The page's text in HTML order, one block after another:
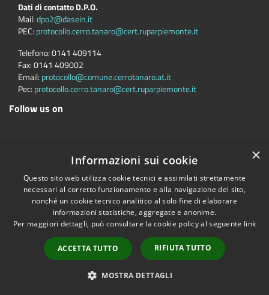
Dati di contatto D.P.O.
Mail:dpo2@dasein.it
PEC: protocollo.cerro.tanaro@cert.ruparpiemonte.it
Telefono:0141 409114
Fax:0141 409002
Email: protocollo@comune.cerrotanaro.at.it
Pec: protocollo.cerro.tanaro@cert.ruparpiemonte.it
Follow us on
Accessibility Privacy Cookie Sitemap
Dichiarazione di accessibilità
Comune convenzionatoAstigov
Progetto |Convenzione|Adesioni
•Accesso redazione
×
Informazioni sui cookie
Questo sito web utilizza cookie tecnici e assimilati strettamente
necessari al corretto funzionamento e alla navigazione del sito,
nonché un cookie tecnico analitico al solo fine di elaborare
informazioni statistiche, aggregate e anonime.
Per maggiori dettagli, può consultare la cookie policy al seguente link
ACCETTA TUTTO RIFIUTA TUTTO
MOSTRA DETTAGLI